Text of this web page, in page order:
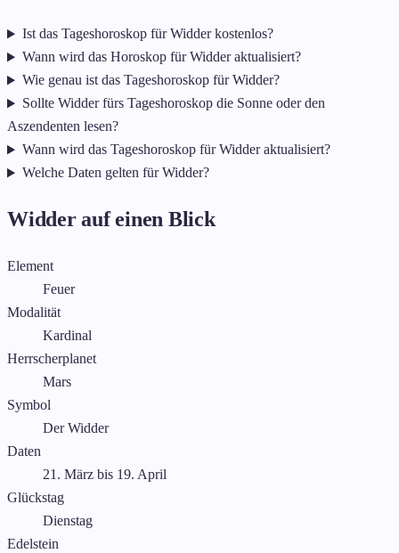
Ist das Tageshoroskop für Widder kostenlos?
Wann wird das Horoskop für Widder aktualisiert?
Wie genau ist das Tageshoroskop für Widder?
Sollte Widder fürs Tageshoroskop die Sonne oder den
Aszendenten lesen?
Wann wird das Tageshoroskop für Widder aktualisiert?
Welche Daten gelten für Widder?
Widder auf einen Blick
Element
Feuer
Modalität
Kardinal
Herrscherplanet
Mars
Symbol
Der Widder
Daten
21. März bis 19. April
Glückstag
Dienstag
Edelstein